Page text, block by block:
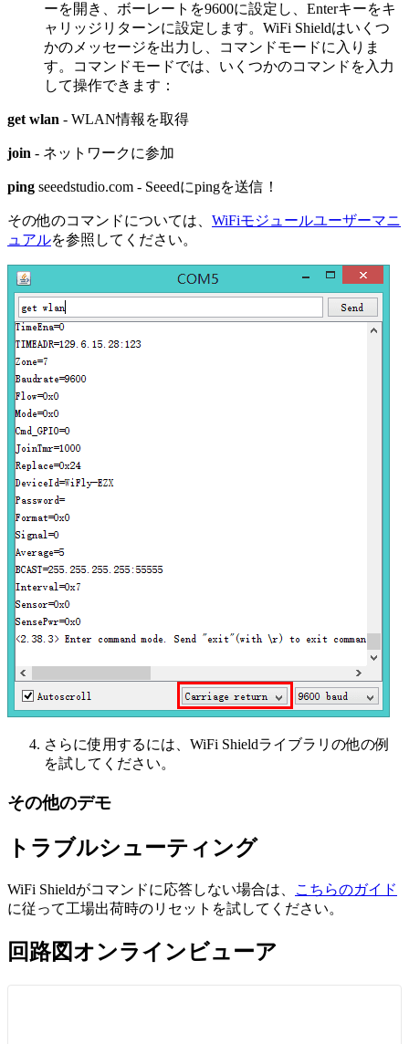
ーを開き、ボーレートを9600に設定し、Enterキーをキ
ャリッジリターンに設定します。WiFi Shieldはいくつ
かのメッセージを出力し、コマンドモードに入りま
す。コマンドモードでは、いくつかのコマンドを入力
して操作できます：
get wlan - WLAN情報を取得
join - ネットワークに参加
ping seeedstudio.com - Seeedにpingを送信！
その他のコマンドについては、 WiFiモジュールユーザーマニ
ュアルを参照してください。
さらに使用するには、WiFi Shieldライブラリの他の例
を試してください。
その他のデモ
トラブルシューティング
WiFi Shieldがコマンドに応答しない場合は、
こちらのガイド
に従って工場出荷時のリセットを試してください。
回路図オンラインビューア